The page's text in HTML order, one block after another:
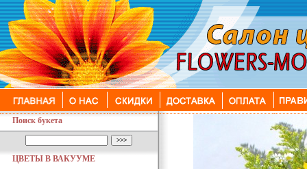
Поиск букета
ЦВЕТЫ В ВАКУУМЕ